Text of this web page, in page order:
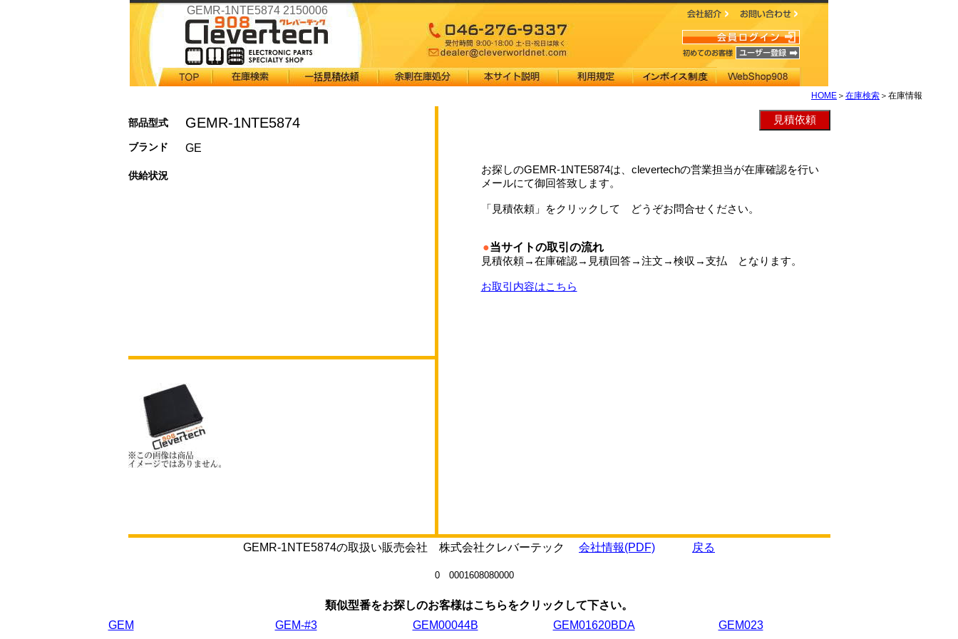
GEMR-1NTE5874 2150006
HOME ＞ 在庫検索 ＞在庫情報
部品型式 GEMR-1NTE5874
ブランド GE
供給状況
お探しのGEMR-1NTE5874は、clevertechの営業担当が在庫確認を行い
メールにて御回答致します。
「見積依頼」をクリックして どうぞお問合せください。
●当サイトの取引の流れ
見積依頼→在庫確認→見積回答→注文→検収→支払 となります。
お取引内容はこちら
GEMR-1NTE5874の取扱い販売会社 株式会社クレバーテック 会社情報(PDF) 戻る
0 0001608080000
類似型番をお探しのお客様はこちらをクリックして下さい。
GEM
GEM-#3 GEM00044B GEM01620BDA GEM023